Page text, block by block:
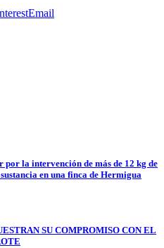
Email
la intervención de más de 12 kg de
en una finca de Hermigua
SU COMPROMISO CON EL